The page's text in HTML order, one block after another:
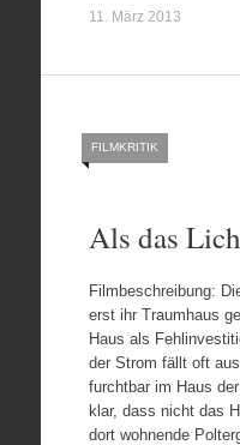
11. März 2013
FILMKRITIK
Als das
Filmbeschreibung:
erst ihr Traumhaus
Haus als
der Strom fällt oft
furchtbar im Haus
klar, dass nicht das
dort wohnende